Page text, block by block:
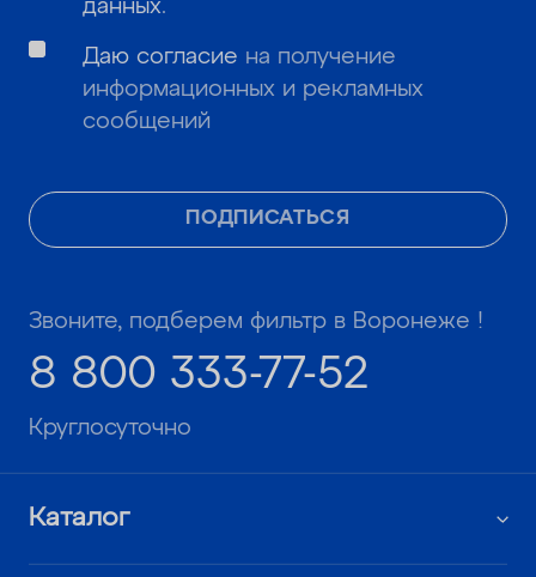
ПОДПИСАТЬСЯ
данных.
Даю согласие на получение
информационных и рекламных
сообщений
Звоните, подберем фильтр в Воронеже !
8 800 333-77-52
Круглосуточно
Каталог